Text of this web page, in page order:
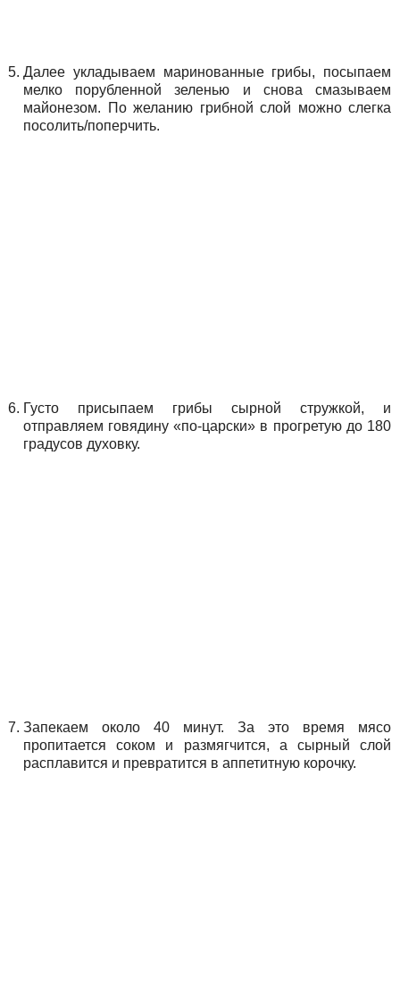
Далее укладываем маринованные грибы, посыпаем
мелко порубленной зеленью и снова смазываем
майонезом. По желанию грибной слой можно слегка
посолить/поперчить.
Густо присыпаем грибы сырной стружкой, и
отправляем говядину «по-царски» в прогретую до 180
градусов духовку.
Запекаем около 40 минут. За это время мясо
пропитается соком и размягчится, а сырный слой
расплавится и превратится в аппетитную корочку.